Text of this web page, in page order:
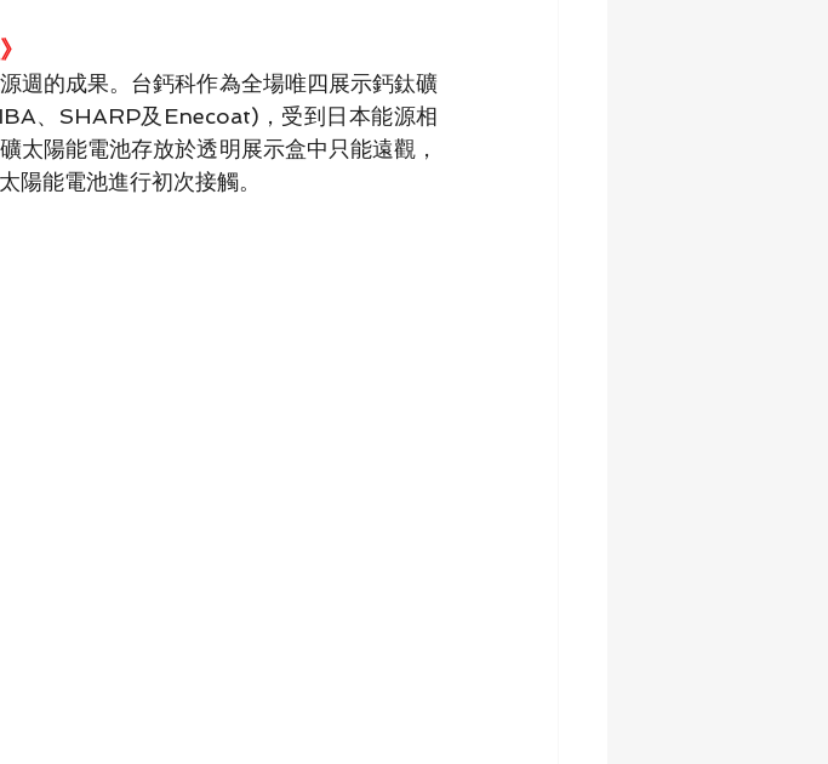
週的成果。台鈣科作為全場唯四展示鈣鈦礦
、SHARP及Enecoat)，受到日本能源相
太陽能電池存放於透明展示盒中只能遠觀，
陽能電池進行初次接觸。